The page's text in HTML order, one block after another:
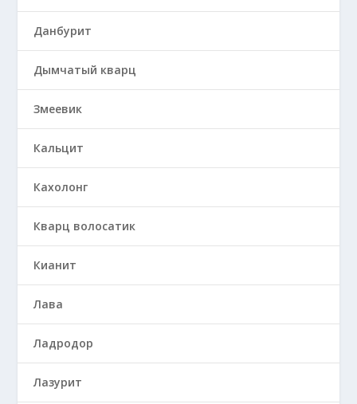
Данбурит
Дымчатый кварц
Змеевик
Кальцит
Кахолонг
Кварц волосатик
Кианит
Лава
Ладродор
Лазурит